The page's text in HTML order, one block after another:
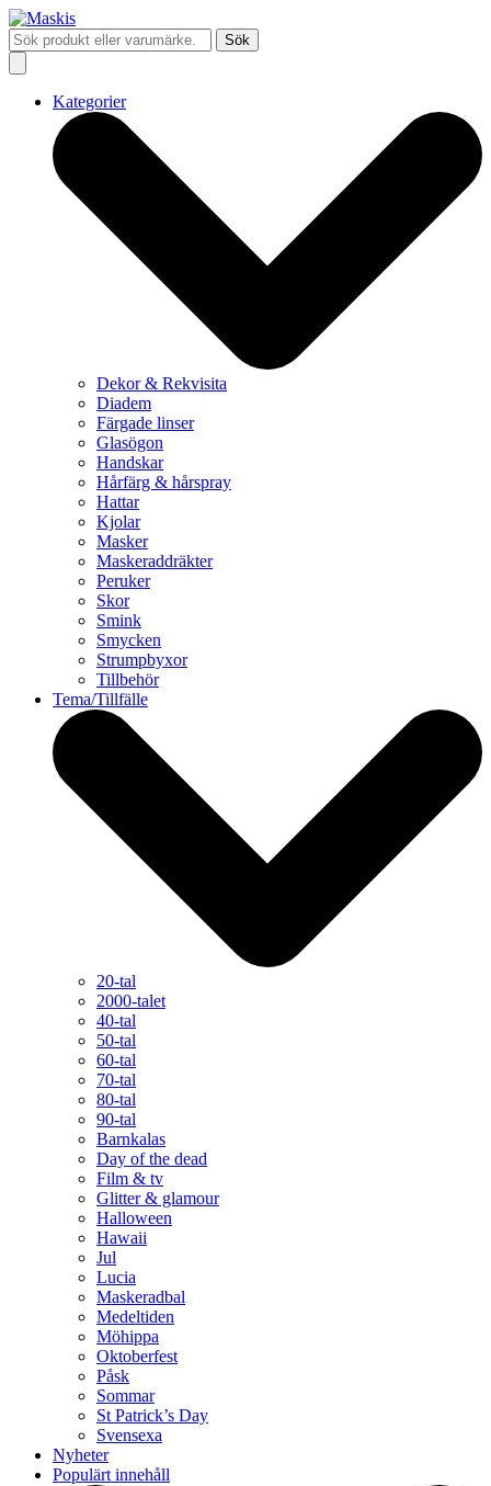
Sök
Kategorier
Dekor & Rekvisita
Diadem
Färgade linser
Glasögon
Handskar
Hårfärg & hårspray
Hattar
Kjolar
Masker
Maskeraddräkter
Peruker
Skor
Smink
Smycken
Strumpbyxor
Tillbehör
Tema/Tillfälle
20-tal
2000-talet
40-tal
50-tal
60-tal
70-tal
80-tal
90-tal
Barnkalas
Day of the dead
Film & tv
Glitter & glamour
Halloween
Hawaii
Jul
Lucia
Maskeradbal
Medeltiden
Möhippa
Oktoberfest
Påsk
Sommar
St Patrick’s Day
Svensexa
Nyheter
Populärt innehåll